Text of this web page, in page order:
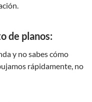
de planos:
y no sabes cómo
rápidamente, no